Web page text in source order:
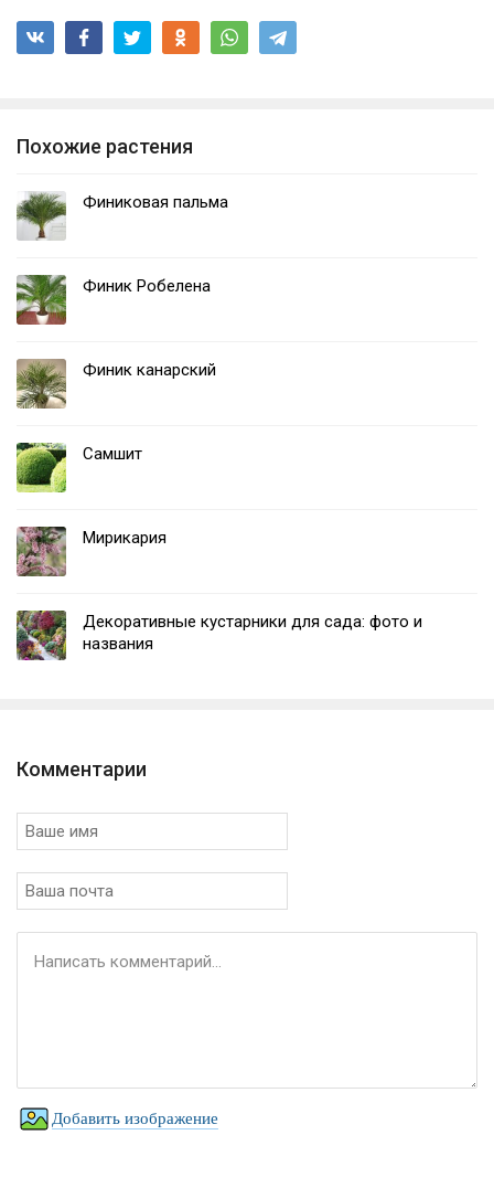
Похожие растения
Финиковая пальма
Финик Робелена
Финик канарский
Самшит
Мирикария
Декоративные кустарники для сада: фото и
названия
Комментарии
Добавить изображение